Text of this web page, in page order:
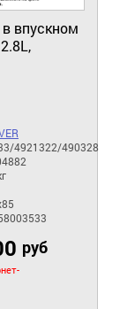
впускном
4921322/490328
руб